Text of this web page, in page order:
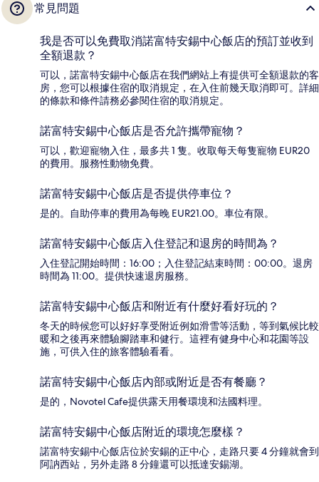
常見問題
我是否可以免費取消諾富特安錫中心飯店的預訂並收到
全額退款？
可以，諾富特安錫中心飯店在我們網站上有提供可全額退款的客
房，您可以根據住宿的取消規定，在入住前幾天取消即可。詳細
的條款和條件請務必參閱住宿的取消規定。
諾富特安錫中心飯店是否允許攜帶寵物？
可以，歡迎寵物入住，最多共 1 隻。收取每天每隻寵物 EUR20
的費用。服務性動物免費。
諾富特安錫中心飯店是否提供停車位？
是的。自助停車的費用為每晚 EUR21.00。車位有限。
諾富特安錫中心飯店入住登記和退房的時間為？
入住登記開始時間：16:00；入住登記結束時間：00:00。退房
時間為 11:00。提供快速退房服務。
諾富特安錫中心飯店和附近有什麼好看好玩的？
冬天的時候您可以好好享受附近例如滑雪等活動，等到氣候比較
暖和之後再來體驗腳踏車和健行。這裡有健身中心和花園等設
施，可供入住的旅客體驗看看。
諾富特安錫中心飯店內部或附近是否有餐廳？
是的，Novotel Cafe提供露天用餐環境和法國料理。
諾富特安錫中心飯店附近的環境怎麼樣？
諾富特安錫中心飯店位於安錫的正中心，走路只要 4 分鐘就會到
阿訥西站，另外走路 8 分鐘還可以抵達安錫湖。